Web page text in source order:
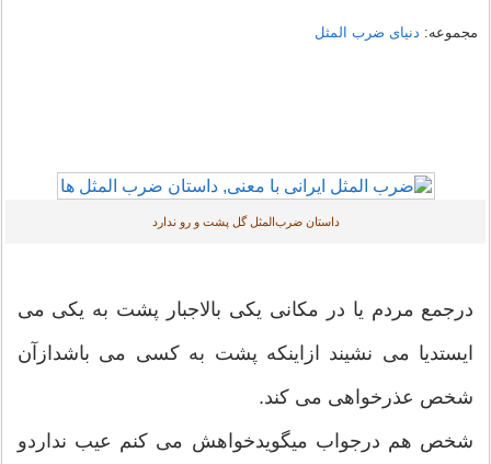
مجموعه: دنیای ضرب المثل
داستان ﺿﺮﺏﺍﻟﻤﺜﻞ گل پشت و رو ندارد
درجمع مردم یا در مکانی یکی بالاجبار پشت به یکی می
ایستدیا می نشیند ازاینکه پشت به کسی می باشدازآن
شخص عذرخواهی می کند.
شخص هم درجواب میگویدخواهش می کنم عیب نداردو